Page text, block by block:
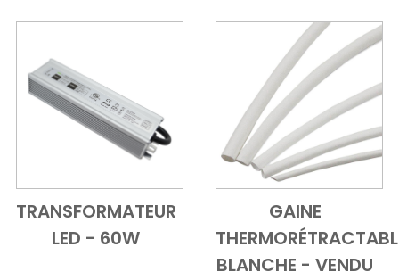
Add to CartVue d'ensemble
TRANSFORMATEUR
LED - 60W
Add to Cart
Vue
GAINE
BLANCHE - VENDU